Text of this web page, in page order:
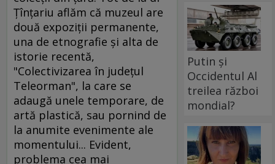
Ţînţariu aflăm că muzeul are
două expoziţii permanente,
una de etnografie şi alta de
istorie recentă,
"Colectivizarea în judeţul
Teleorman", la care se
adaugă unele temporare, de
artă plastică, sau pornind de
la anumite evenimente ale
momentului... Evident,
problema cea mai
Putin și
Occidentul Al
treilea război
mondial?